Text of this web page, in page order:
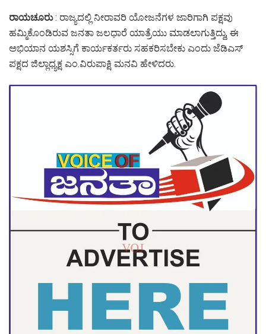
ರಾಯಚೂರು: ರಾಜ್ಯದಲ್ಲಿ ನೀರಾವರಿ ಯೋಜನೆಗಳ ಜಾರಿಗಾಗಿ ಪಕ್ಷವು
ಹಮ್ಮಿಕೊಂಡಿರುವ ಜನತಾ ಜಲಧಾರೆ ಯಾತ್ರೆಯು ಮಾಡಲಾಗುತ್ತಿದ್ದು, ಈ
ಅಭಿಯಾನ ಯಶಸ್ಸಿಗೆ ಕಾರ್ಯಕರ್ತರು ಸಹಕರಿಸಬೇಕು ಎಂದು ಜೆಡಿಎಸ್‌
ಪಕ್ಷದ ಜಿಲ್ಲಾಧ್ಯಕ್ಷ ಎಂ.ವಿರುಪಾಕ್ಷಿ ಮನವಿ ಹೇಳಿದರು.